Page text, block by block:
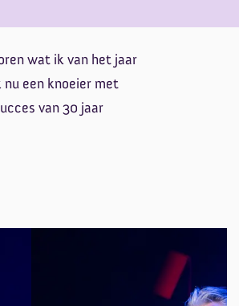
wat ik van het jaar
een knoeier met
van 30 jaar